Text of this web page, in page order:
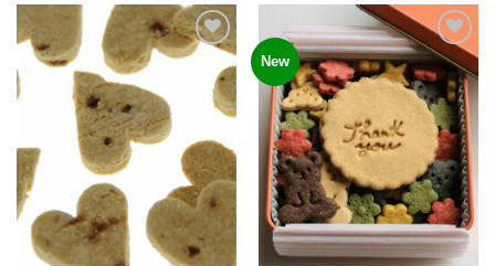
い物
リス
トに
New
ほし
い物
リス
トに
追加